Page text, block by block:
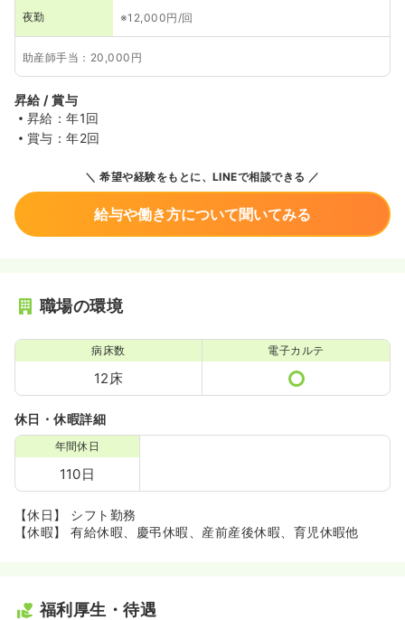
夜勤 ※12,000円/回
助産師手当：20,000円
昇給 / 賞与
昇給：年1回
賞与：年2回
希望や経験をもとに、LINEで相談できる
給与や働き方について聞いてみる
職場の環境
病床数
12床
電子カルテ
休日・休暇詳細
年間休日
110日
【休日】 シフト勤務
【休暇】 有給休暇、慶弔休暇、産前産後休暇、育児休暇他
福利厚生・待遇